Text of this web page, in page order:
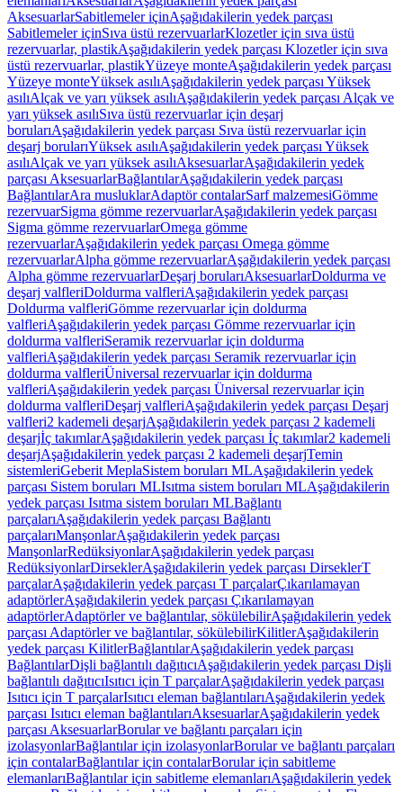
AksesuarlarSabitlemeler içinAşağıdakilerin yedek parçası
Sabitlemeler içinSıva üstü rezervuarlarKlozetler için sıva üstü
rezervuarlar, plastikAşağıdakilerin yedek parçası Klozetler için sıva
üstü rezervuarlar, plastikYüzeye monteAşağıdakilerin yedek parçası
Yüzeye monteYüksek asılıAşağıdakilerin yedek parçası Yüksek
asılıAlçak ve yarı yüksek asılıAşağıdakilerin yedek parçası Alçak ve
yarı yüksek asılıSıva üstü rezervuarlar için deşarj
borularıAşağıdakilerin yedek parçası Sıva üstü rezervuarlar için
deşarj borularıYüksek asılıAşağıdakilerin yedek parçası Yüksek
asılıAlçak ve yarı yüksek asılıAksesuarlarAşağıdakilerin yedek
parçası AksesuarlarBağlantılarAşağıdakilerin yedek parçası
BağlantılarAra musluklarAdaptör contalarSarf malzemesiGömme
rezervuarSigma gömme rezervuarlarAşağıdakilerin yedek parçası
Sigma gömme rezervuarlarOmega gömme
rezervuarlarAşağıdakilerin yedek parçası Omega gömme
rezervuarlarAlpha gömme rezervuarlarAşağıdakilerin yedek parçası
Alpha gömme rezervuarlarDeşarj borularıAksesuarlarDoldurma ve
deşarj valfleriDoldurma valfleriAşağıdakilerin yedek parçası
Doldurma valfleriGömme rezervuarlar için doldurma
valfleriAşağıdakilerin yedek parçası Gömme rezervuarlar için
doldurma valfleriSeramik rezervuarlar için doldurma
valfleriAşağıdakilerin yedek parçası Seramik rezervuarlar için
doldurma valfleriÜniversal rezervuarlar için doldurma
valfleriAşağıdakilerin yedek parçası Üniversal rezervuarlar için
doldurma valfleriDeşarj valfleriAşağıdakilerin yedek parçası Deşarj
valfleri2 kademeli deşarjAşağıdakilerin yedek parçası 2 kademeli
deşarjİç takımlarAşağıdakilerin yedek parçası İç takımlar2 kademeli
deşarjAşağıdakilerin yedek parçası 2 kademeli deşarjTemin
sistemleriGeberit MeplaSistem boruları MLAşağıdakilerin yedek
parçası Sistem boruları MLIsıtma sistem boruları MLAşağıdakilerin
yedek parçası Isıtma sistem boruları MLBağlantı
parçalarıAşağıdakilerin yedek parçası Bağlantı
parçalarıManşonlarAşağıdakilerin yedek parçası
ManşonlarRedüksiyonlarAşağıdakilerin yedek parçası
RedüksiyonlarDirseklerAşağıdakilerin yedek parçası DirseklerT
parçalarAşağıdakilerin yedek parçası T parçalarÇıkarılamayan
adaptörlerAşağıdakilerin yedek parçası Çıkarılamayan
adaptörlerAdaptörler ve bağlantılar, sökülebilirAşağıdakilerin yedek
parçası Adaptörler ve bağlantılar, sökülebilirKilitlerAşağıdakilerin
yedek parçası KilitlerBağlantılarAşağıdakilerin yedek parçası
BağlantılarDişli bağlantılı dağıtıcıAşağıdakilerin yedek parçası Dişli
bağlantılı dağıtıcıIsıtıcı için T parçalarAşağıdakilerin yedek parçası
Isıtıcı için T parçalarIsıtıcı eleman bağlantılarıAşağıdakilerin yedek
parçası Isıtıcı eleman bağlantılarıAksesuarlarAşağıdakilerin yedek
parçası AksesuarlarBorular ve bağlantı parçaları için
izolasyonlarBağlantılar için izolasyonlarBorular ve bağlantı parçaları
için contalarBağlantılar için contalarBorular için sabitleme
elemanlarıBağlantılar için sabitleme elemanlarıAşağıdakilerin yedek